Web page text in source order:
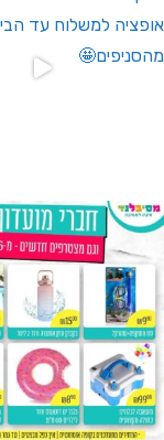
מין העובר רק